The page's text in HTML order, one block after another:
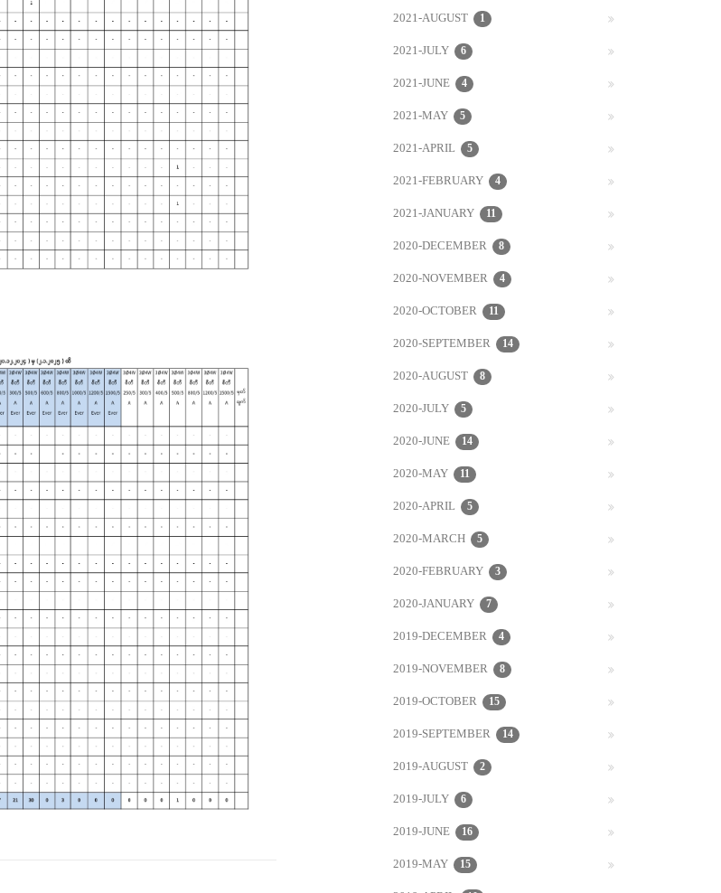
2021-AUGUST 1
2021-JULY 6
2021-JUNE 4
2021-MAY 5
2021-APRIL 5
2021-FEBRUARY 4
2021-JANUARY 11
2020-DECEMBER 8
2020-NOVEMBER 4
2020-OCTOBER 11
2020-SEPTEMBER 14
2020-AUGUST 8
2020-JULY 5
2020-JUNE 14
2020-MAY 11
2020-APRIL 5
2020-MARCH 5
2020-FEBRUARY 3
2020-JANUARY 7
2019-DECEMBER 4
2019-NOVEMBER 8
2019-OCTOBER 15
2019-SEPTEMBER 14
2019-AUGUST 2
2019-JULY 6
2019-JUNE 16
2019-MAY 15